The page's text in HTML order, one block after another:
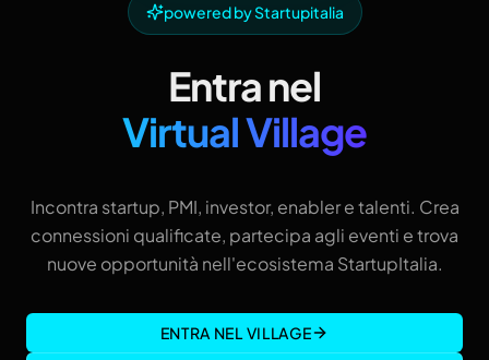
powered by Startupitalia
Entra nel
Virtual Village
Incontra startup, PMI, investor, enabler e talenti. Crea
connessioni qualificate, partecipa agli eventi e trova
nuove opportunità nell'ecosistema StartupItalia.
ENTRA NEL VILLAGE